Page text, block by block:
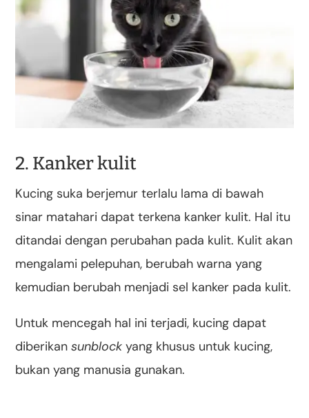
2. Kanker kulit
Kucing suka berjemur terlalu lama di bawah
sinar matahari dapat terkena kanker kulit. Hal itu
ditandai dengan perubahan pada kulit. Kulit akan
mengalami pelepuhan, berubah warna yang
kemudian berubah menjadi sel kanker pada kulit.
Untuk mencegah hal ini terjadi, kucing dapat
diberikansunblock yang khusus untuk kucing,
bukan yang manusia gunakan.